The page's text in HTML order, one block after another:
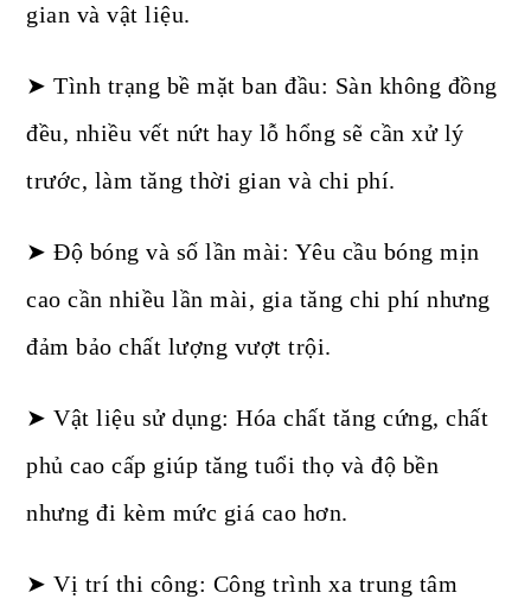
gian và vật liệu.
➤ Tình trạng bề mặt ban đầu: Sàn không đồng
đều, nhiều vết nứt hay lỗ hổng sẽ cần xử lý
trước, làm tăng thời gian và chi phí.
➤ Độ bóng và số lần mài: Yêu cầu bóng mịn
cao cần nhiều lần mài, gia tăng chi phí nhưng
đảm bảo chất lượng vượt trội.
➤ Vật liệu sử dụng: Hóa chất tăng cứng, chất
phủ cao cấp giúp tăng tuổi thọ và độ bền
nhưng đi kèm mức giá cao hơn.
➤ Vị trí thi công: Công trình xa trung tâm